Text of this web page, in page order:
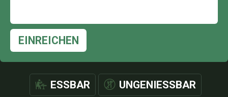
EINREICHEN
ESSBAR UNGENIESSBAR